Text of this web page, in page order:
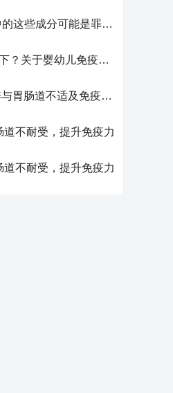
宝宝胃肠道不适？奶粉中的这些成分可能是罪魁祸首！
宝宝总生病就是免疫力低下？关于婴幼儿免疫力的真相，家长必须了解！
宝宝喂养难题：奶粉喂养与胃肠道不适及免疫力提升的奥秘
不耐受，提升免疫力
不耐受，提升免疫力